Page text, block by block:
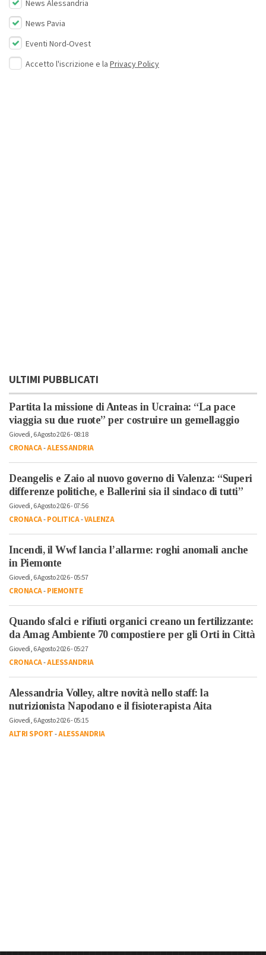
News Alessandria
News Pavia
Eventi Nord-Ovest
Accetto l'iscrizione e la Privacy Policy
ULTIMI PUBBLICATI
Partita la missione di Anteas in Ucraina: “La pace
viaggia su due ruote” per costruire un gemellaggio
Giovedì, 6 Agosto 2026 - 08:18
CRONACA-ALESSANDRIA
Deangelis e Zaio al nuovo governo di Valenza: “Superi
differenze politiche, e Ballerini sia il sindaco di tutti”
Giovedì, 6 Agosto 2026 - 07:56
CRONACA-POLITICA-VALENZA
Incendi, il Wwf lancia l’allarme: roghi anomali anche
in Piemonte
Giovedì, 6 Agosto 2026 - 05:57
CRONACA-PIEMONTE
Quando sfalci e rifiuti organici creano un fertilizzante:
da Amag Ambiente 70 compostiere per gli Orti in Città
Giovedì, 6 Agosto 2026 - 05:27
CRONACA-ALESSANDRIA
Alessandria Volley, altre novità nello staff: la
nutrizionista Napodano e il fisioterapista Aita
Giovedì, 6 Agosto 2026 - 05:15
ALTRI SPORT-ALESSANDRIA